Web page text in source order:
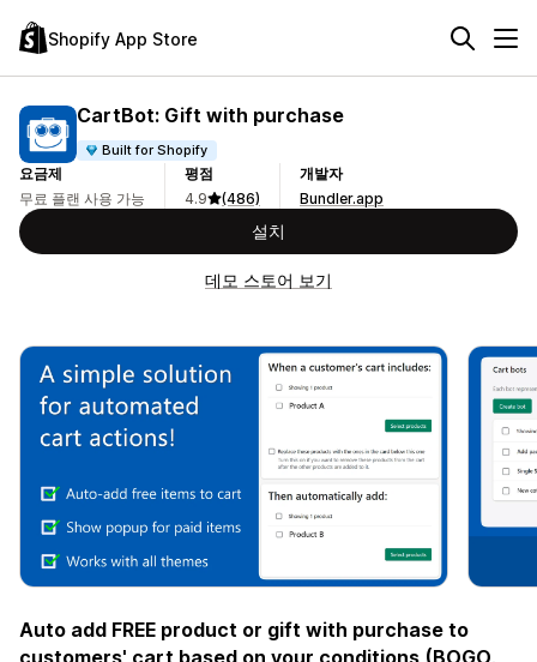
Shopify App Store
CartBot: Gift with purchase
Built for Shopify
요금제
무료 플랜 사용 가능
평점
4.9
(486)
개발자
Bundler.app
설치
데모 스토어 보기
Auto add FREE product or gift with purchase to